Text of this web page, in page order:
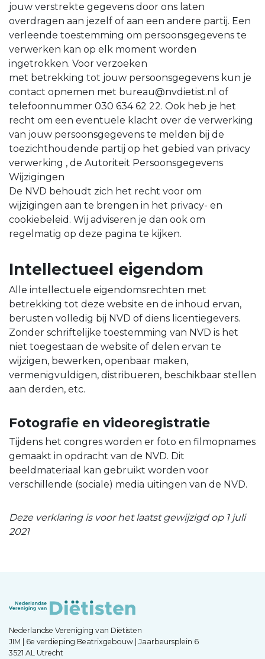
jouw verstrekte gegevens door ons laten
overdragen aan jezelf of aan een andere partij. Een
verleende toestemming om persoonsgegevens te
verwerken kan op elk moment worden
ingetrokken. Voor verzoeken
met betrekking tot jouw persoonsgegevens kun je
contact opnemen met bureau@nvdietist.nl of
telefoonnummer 030 634 62 22. Ook heb je het
recht om een eventuele klacht over de verwerking
van jouw persoonsgegevens te melden bij de
toezichthoudende partij op het gebied van privacy
verwerking , de Autoriteit Persoonsgegevens
Wijzigingen
De NVD behoudt zich het recht voor om
wijzigingen aan te brengen in het privacy- en
cookiebeleid. Wij adviseren je dan ook om
regelmatig op deze pagina te kijken.
Intellectueel eigendom
Alle intellectuele eigendomsrechten met
betrekking tot deze website en de inhoud ervan,
berusten volledig bij NVD of diens licentiegevers.
Zonder schriftelijke toestemming van NVD is het
niet toegestaan de website of delen ervan te
wijzigen, bewerken, openbaar maken,
vermenigvuldigen, distribueren, beschikbaar stellen
aan derden, etc.
Fotografie en videoregistratie
Tijdens het congres worden er foto en filmopnames
gemaakt in opdracht van de NVD. Dit
beeldmateriaal kan gebruikt worden voor
verschillende (sociale) media uitingen van de NVD.
Deze verklaring is voor het laatst gewijzigd op 1 juli
2021
Nederlandse Vereniging van Diëtisten
JIM | 6e verdieping Beatrixgebouw | Jaarbeursplein 6
3521 AL Utrecht